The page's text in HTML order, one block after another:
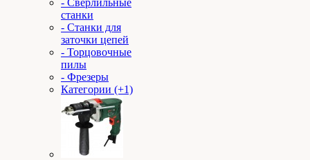
- Сверлильные
станки
- Станки для
заточки цепей
- Торцовочные
пилы
- Фрезеры
Категории (+1)